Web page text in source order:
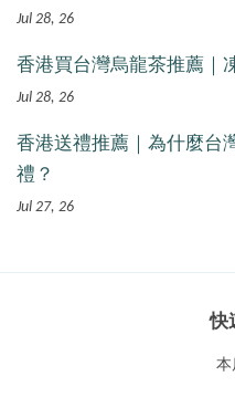
Jul 28, 26
香港買台灣烏龍茶推薦｜
Jul 28, 26
香港送禮推薦｜為什麼台
禮？
Jul 27, 26
快
本